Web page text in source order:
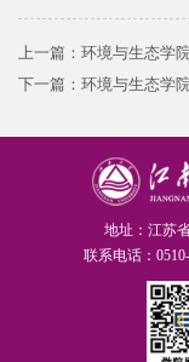
上一篇： 环境与生态学
下一篇： 环境与生态学
地址：江苏
联系电话：